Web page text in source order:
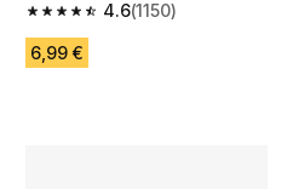
4.6
4.6 od 5 zvezdic from 1150
(1150)
6,99 €